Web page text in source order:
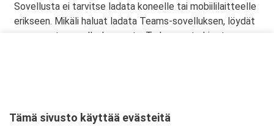
Sovellusta ei tarvitse ladata koneelle tai mobiililaitteelle
erikseen. Mikäli haluat ladata Teams-sovelluksen, löydät
sen omasta sovelluskaupasta. Tarkemmat ohjeet
Ajankohta
Tämä sivusto käyttää evästeitä